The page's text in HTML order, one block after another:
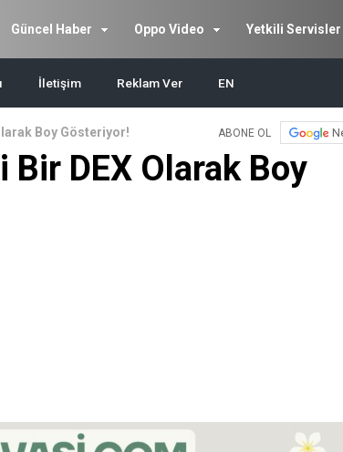
Güncel Haber Oppo Video Yetkili Servisler
İletişim Reklam Ver EN
Boy Gösteriyor! ABONE OL
Bir DEX Olarak Boy